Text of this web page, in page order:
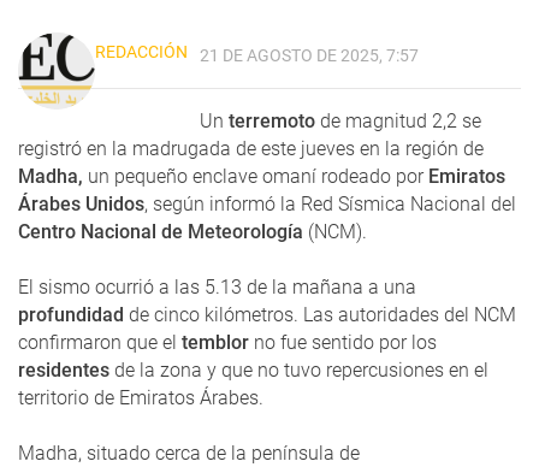
REDACCIÓN 21 DE AGOSTO DE 2025, 7:57
Un terremoto de magnitud 2,2 se
registró en la madrugada de este jueves en la región de
Madha, un pequeño enclave omaní rodeado porEmiratos
Árabes Unidos, según informó la Red Sísmica Nacional del
Centro Nacional de Meteorología (NCM).
El sismo ocurrió a las 5.13 de la mañana a una
profundidad de cinco kilómetros. Las autoridades del NCM
confirmaron que el temblor no fue sentido por los
residentes de la zona y que no tuvo repercusiones en el
territorio de Emiratos Árabes.
Madha, situado cerca de la península de